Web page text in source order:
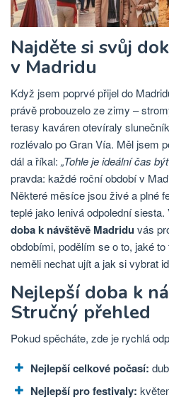
Najděte si svůj
v Madridu
Když jsem poprvé přijel do
právě probouzelo ze zimy –
terasy kaváren otevíraly
rozlévalo po Gran Vía. Měl jsem
dál a říkal: „Tohle je ideální čas
pravda: každé roční období v
Některé měsíce jsou živé a plné
teplé jako lenivá odpolední
doba k návštěvě Madridu vás
obdobími, podělím se o to, jaké
neměli nechat ujít a jak si vybrat
Nejlepší doba k
Stručný přehled
Pokud spěcháte, zde je rychlá
Nejlepší celkové počasí:
Nejlepší pro festivaly: